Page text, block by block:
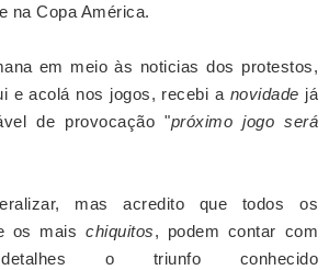
na Copa América.
em meio às noticias dos protestos,
e acolá nos jogos, recebi a novidade já
de provocação "próximo jogo será
mas acredito que todos os
os maischiquitos, podem contar com
o triunfo conhecido